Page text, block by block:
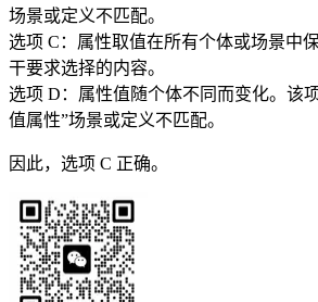
场景或定义不匹配。
选项 C：属性取值在所有个体或场景中
干要求选择的内容。
选项 D：属性值随个体不同而变化。该
值属性”场景或定义不匹配。
因此，选项 C 正确。